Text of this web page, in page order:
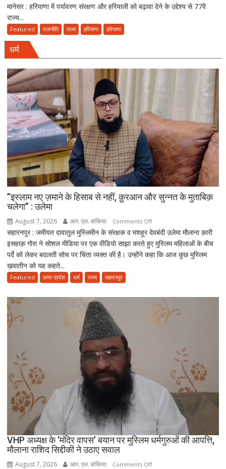
यात्रा
मानेसर
वन
महोत्सव,
CM
बोले-
हरियाली
व्यक्तिगत
जिम्मेदारी
मानेसर : हरियाणा में पर्यावरण संरक्षण और हरियाली को बढ़ावा देने के उद्देश्य से 77वें
राज्य...
Featured राजनीति राज्य हरियाणा हरियाणा
धर्म
”इस्लाम नए ज़माने के हिसाब से नहीं, क़ुरआन और सुन्नत के मुताबिक़
चलेगा” : उलेमा
August 7, 2026 आर. एल. बांकिया Comments Offon
”इस्लाम
नए
ज़माने
नहीं,
क़ुरआन
उलेमा
सहारनपुर : जमीयत दावातुल मुस्लिमीन के संरक्षक व मशहूर देवबंदी उलेमा मौलाना क़ारी
इसहाक़ गोरा ने सोशल मीडिया पर एक वीडियो साझा करते हुए मुस्लिम महिलाओं के बीच
पर्दे को लेकर बदलती सोच पर चिंता व्यक्त की है। उन्होंने कहा कि आज कुछ मुस्लिम
ख़वातीन को यह कहते...
Featured उत्तर प्रदेश धर्म राज्य सहारनपुर
VHP अध्यक्ष के ‘मंदिर वापस’ बयान पर मुस्लिम धर्मगुरुओं की आपत्ति,
मौलाना राशिद सिद्दीकी ने उठाए सवाल
August 7, 2026 आर. एल. बांकिया Comments Offon